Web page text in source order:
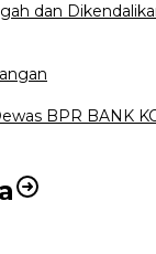
dan
BPR BANK